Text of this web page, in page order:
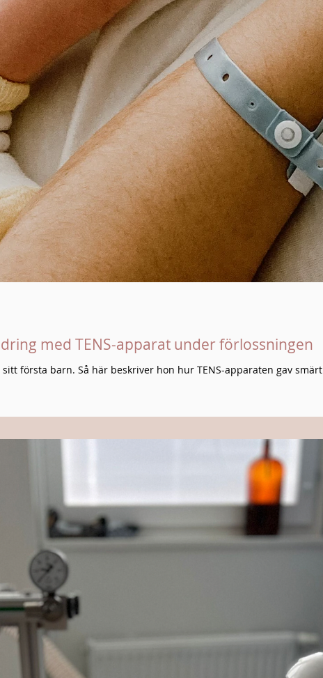
med TENS-apparat under förlossningen
första barn. Så här beskriver hon hur TENS-apparaten gav